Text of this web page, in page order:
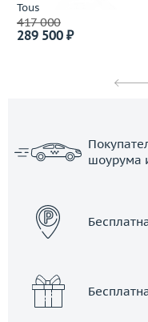
Tous
417 000
289 500 ₽
шоурума